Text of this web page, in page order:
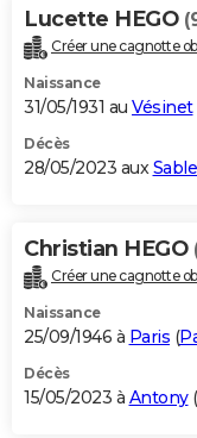
Lucette HEGO
Créer une cagnotte
Naissance
31/05/1931 au Vésinet
Décès
28/05/2023 aux
Christian HEGO
Créer une cagnotte
Naissance
25/09/1946 à Paris (
Décès
15/05/2023 à Antony(